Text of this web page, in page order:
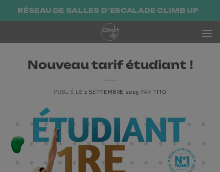
PasserRÉSEAU DE SALLES D'ESCALADE CLIMB UP
Nouveau tarif étudiant !
PUBLIÉ LE 1 SEPTEMBRE 2025 PAR TITO